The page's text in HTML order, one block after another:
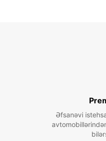
Əfsanəvi